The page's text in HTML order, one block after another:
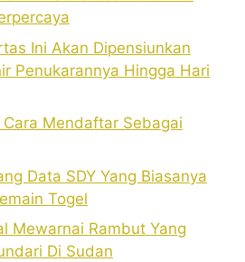
Ini Akan Dipensiunkan
Penukarannya Hingga Hari
Mendaftar Sebagai
Data SDY Yang Biasanya
Togel
Mewarnai Rambut Yang
Di Sudan